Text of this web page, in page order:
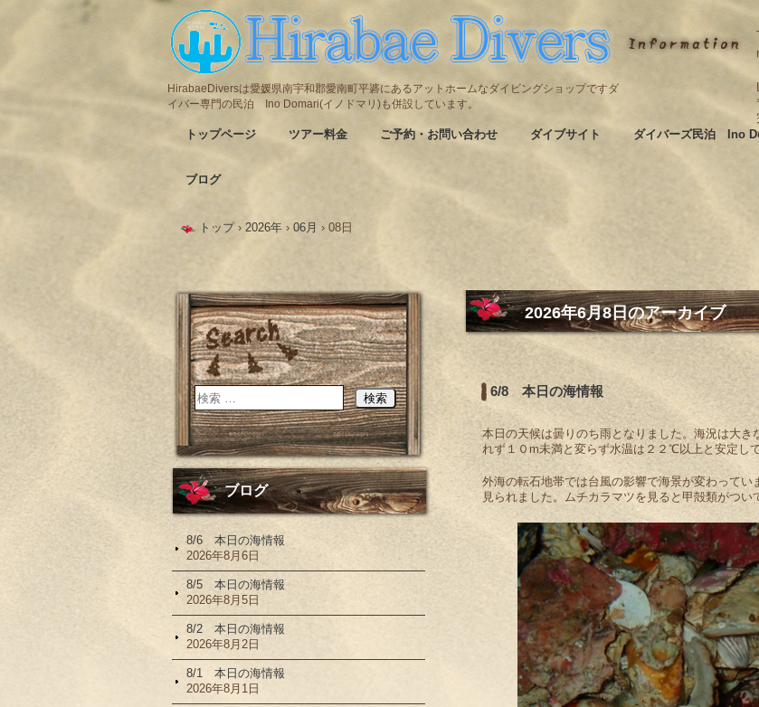
HirabaeDiversは愛媛県南宇和郡愛南町平碆にあるアットホームなダイビングショップですダ
イバー専門の民泊 Ino Domari(イノドマリ)も併設しています。
トップページ ツアー料金 ご予約・お問い合わせ ダイブサイト ダイバーズ民泊 Ino
ブログ
トップ › 2026年 › 06月 › 08日
2026年6月8日のアーカイブ
6/8 本日の海情報
本日の天候は曇りのち雨となりました。海況は大
れず１０m未満と変らず水温は２２℃以上と安定して
外海の転石地帯では台風の影響で海景が変わって
見られました。ムチカラマツを見ると甲殻類がつい
ブログ
8/6 本日の海情報
2026年8月6日
8/5 本日の海情報
2026年8月5日
8/2 本日の海情報
2026年8月2日
8/1 本日の海情報
2026年8月1日